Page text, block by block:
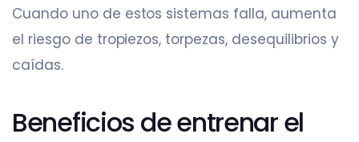
Cuando uno de estos sistemas falla, aumenta
el riesgo de tropiezos, torpezas, desequilibrios y
caídas.
Beneficios de entrenar el